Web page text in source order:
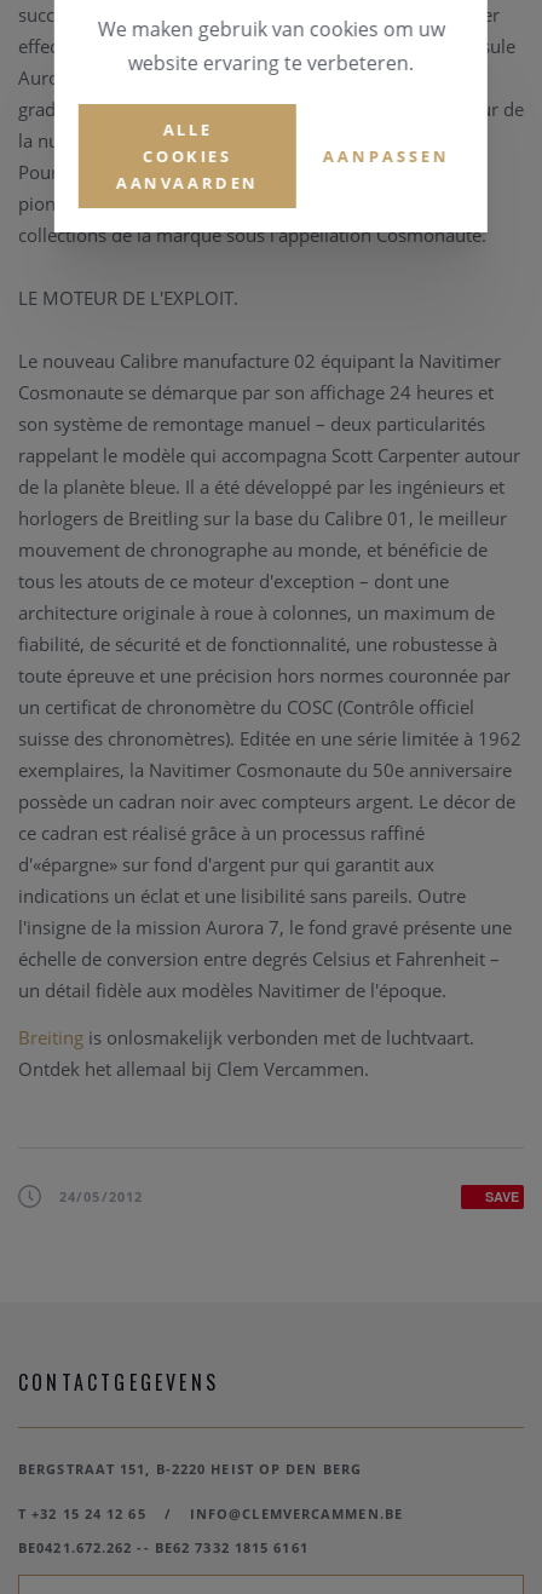
succès. Le 24 mai 1962, le Lt Commander Scott Carpenter
effectue trois orbites autour de la Terre à bord de la capsule
Aurora 7. A son poignet, une Navitimer dotée d'une
graduation sur 24 heures permettant de distinguer le jour de
la nuit – une nécessité dans l'espace. Mission accomplie.
Pour Breitling, c'est une nouvelle consécration et cette
pionnière de la conquête spatiale entre très vite dans les
collections de la marque sous l'appellation Cosmonaute.
LE MOTEUR DE L'EXPLOIT.
Le nouveau Calibre manufacture 02 équipant la Navitimer
Cosmonaute se démarque par son affichage 24 heures et
son système de remontage manuel – deux particularités
rappelant le modèle qui accompagna Scott Carpenter autour
de la planète bleue. Il a été développé par les ingénieurs et
horlogers de Breitling sur la base du Calibre 01, le meilleur
mouvement de chronographe au monde, et bénéficie de
tous les atouts de ce moteur d'exception – dont une
architecture originale à roue à colonnes, un maximum de
fiabilité, de sécurité et de fonctionnalité, une robustesse à
toute épreuve et une précision hors normes couronnée par
un certificat de chronomètre du COSC (Contrôle officiel
suisse des chronomètres). Editée en une série limitée à 1962
exemplaires, la Navitimer Cosmonaute du 50e anniversaire
possède un cadran noir avec compteurs argent. Le décor de
ce cadran est réalisé grâce à un processus raffiné
d'«épargne» sur fond d'argent pur qui garantit aux
indications un éclat et une lisibilité sans pareils. Outre
l'insigne de la mission Aurora 7, le fond gravé présente une
échelle de conversion entre degrés Celsius et Fahrenheit –
un détail fidèle aux modèles Navitimer de l'époque.
Breiting is onlosmakelijk verbonden met de luchtvaart.
Ontdek het allemaal bij Clem Vercammen.
24/05/2012 SAVE
CONTACTGEGEVENS
BERGSTRAAT 151, B-2220 HEIST OP DEN BERG
T +32 15 24 12 65 /
INFO@CLEMVERCAMMEN.BE
BE0421.672.262 -- BE62 7332 1815 6161
We maken gebruik van cookies om uw
website ervaring te verbeteren.
ALLE
COOKIES
AANVAARDEN
AANPASSEN